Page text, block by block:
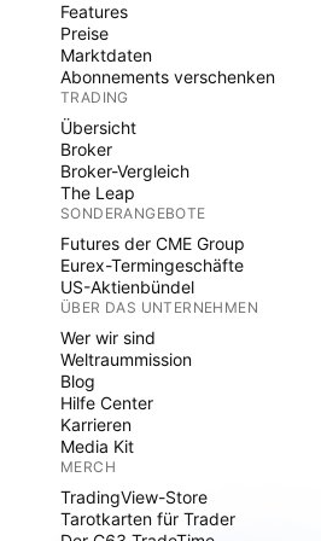
Features
Preise
Marktdaten
Abonnements verschenken
TRADING
Übersicht
Broker
Broker-Vergleich
The Leap
SONDERANGEBOTE
Futures der CME Group
Eurex-Termingeschäfte
US-Aktienbündel
ÜBER DAS UNTERNEHMEN
Wer wir sind
Weltraummission
Blog
Hilfe Center
Karrieren
Media Kit
MERCH
TradingView-Store
Tarotkarten für Trader